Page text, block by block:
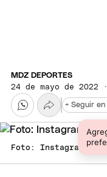
MDZ DEPORTES
24 de mayo de 2022
+ Seguir en
Foto: Instagram